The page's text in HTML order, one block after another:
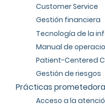
Customer Service
Gestión financiera
Tecnología de la
Manual de
Patient-Centered
Gestión de riesgos
Prácticas
Acceso a la